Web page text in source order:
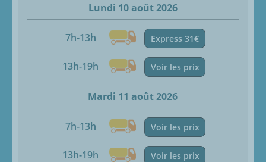
Lundi 10 août 2026
7h-13h Express 31€
13h-19h Voir les prix
Mardi 11 août 2026
7h-13h Voir les prix
13h-19h Voir les prix